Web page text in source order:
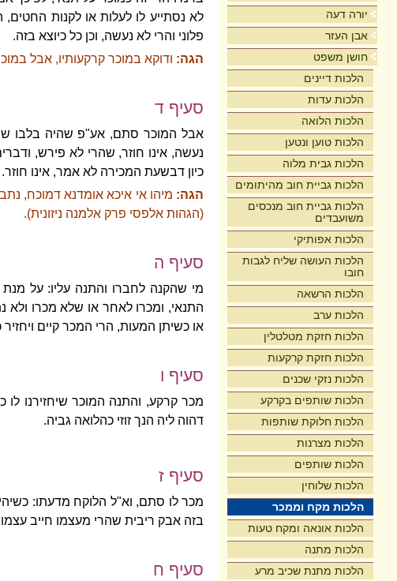
יורה דעה
אבן העזר
חושן משפט
הלכות דיינים
הלכות עדות
הלכות הלואה
הלכות טוען ונטען
הלכות גבית מלוה
הלכות גביית חוב מהיתומים
הלכות גביית חוב מנכסים
משועבדים
הלכות אפותיקי
הלכות העושה שליח לגבות
חובו
הלכות הרשאה
הלכות ערב
הלכות חזקת מטלטלין
הלכות חזקת קרקעות
הלכות נזקי שכנים
הלכות שותפים בקרקע
הלכות חלוקת שותפות
הלכות מצרנות
הלכות שותפים
הלכות שלוחין
הלכות מקח וממכר
הלכות אונאה ומקח טעות
הלכות מתנה
הלכות מתנת שכיב מרע
לא נסתייע לו לעלות או לקנות
פלוני והרי לא נעשה, וכן כל כיוצא בזה.
הגה: ודוקא במוכר קרקעותיו, אבל
סעיף ד
אבל המוכר סתם, אע"פ שהיה בלבו
נעשה, אינו חוזר, שהרי לא פירש,
כיון דבשעת המכירה לא אמר, אינו חוזר.
הגה: מיהו אי איכא אומדנא דמוכח,
(הגהות אלפסי פרק אלמנה ניזונית).
סעיף ה
מי שהקנה לחברו והתנה עליו: על מנת
התנאי, ומכרו לאחר או שלא מכרו ולא
או כשיתן המעות, הרי המכר קיים
סעיף ו
מכר קרקע, והתנה המוכר שיחזירנו לו
דהוה ליה הנך זוזי כהלואה גביה.
סעיף ז
מכר לו סתם, וא"ל הלוקח מדעתו:
בזה אבק ריבית שהרי מעצמו חייב
סעיף ח